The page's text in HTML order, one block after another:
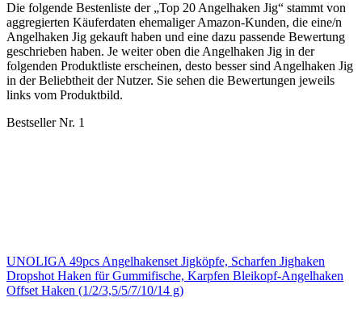
Die folgende Bestenliste der „Top 20 Angelhaken Jig“ stammt von
aggregierten Käuferdaten ehemaliger Amazon-Kunden, die eine/n
Angelhaken Jig gekauft haben und eine dazu passende Bewertung
geschrieben haben. Je weiter oben die Angelhaken Jig in der
folgenden Produktliste erscheinen, desto besser sind Angelhaken Jig
in der Beliebtheit der Nutzer. Sie sehen die Bewertungen jeweils
links vom Produktbild.
Bestseller Nr. 1
UNOLIGA 49pcs Angelhakenset Jigköpfe, Scharfen Jighaken
Dropshot Haken für Gummifische, Karpfen Bleikopf-Angelhaken
Offset Haken (1/2/3,5/5/7/10/14 g)